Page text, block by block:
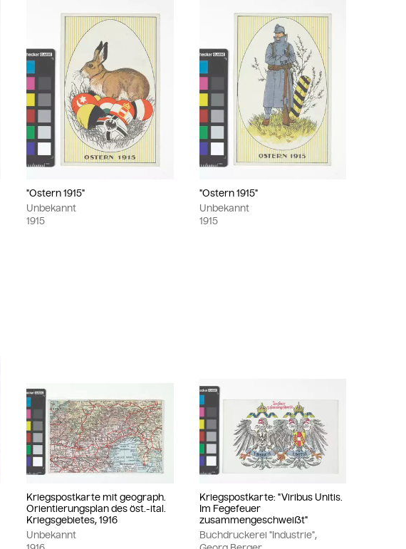
"Ostern 1915"
Unbekannt
1915
"Ostern 1915"
Unbekannt
1915
Kriegspostkarte mit geograph.
Orientierungsplan des öst.-ital.
Kriegsgebietes, 1916
Unbekannt
Kriegspostkarte: "Viribus Unitis.
Im Fegefeuer
zusammengeschweißt"
Buchdruckerei "Industrie",